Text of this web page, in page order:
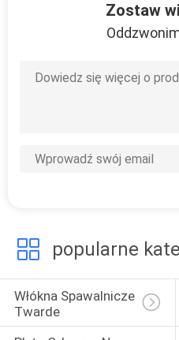
Maszyna
spawania
spawania
twarzy
Zostaw
popularne
Włókna Spawalnicze
Twarde